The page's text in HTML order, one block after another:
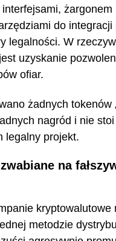
żargonem
do integracji
legalności. W
uzyskanie
ofiar.
żadnych tokenów
nagród i nie
legalny projekt.
na
kryptowalutowe
metodzie